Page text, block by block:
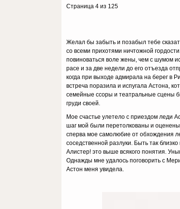
Страница 4 из 125
Желал бы забыть и позабыл тебе
со всеми прихо­тями ничтожной
повиноваться воле жены, чем с шумом
расе и за две недели до его отъезда
когда при выходе адмирала на берег в
встреча поразила и испугала Астона,
се­мейные ссоры и театральные сцены
груди своей.
Мое счастье улетело с приездом леди
шаг мой были перетолкованы и
сперва мое самолюбие от обхождения
соседственной разлуки. Быть так
Алистер! это выше всякого понятия.
Од­нажды мне удалось поговорить с
Астон меня увидела.